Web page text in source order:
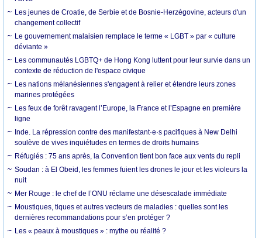
Les jeunes de Croatie, de Serbie et de Bosnie-Herzégovine, acteurs d'un
changement collectif
Le gouvernement malaisien remplace le terme « LGBT » par « culture
déviante »
Les communautés LGBTQ+ de Hong Kong luttent pour leur survie dans un
contexte de réduction de l'espace civique
Les nations mélanésiennes s'engagent à relier et étendre leurs zones
marines protégées
Les feux de forêt ravagent l’Europe, la France et l’Espagne en première
ligne
Inde. La répression contre des manifestant·e·s pacifiques à New Delhi
soulève de vives inquiétudes en termes de droits humains
Réfugiés : 75 ans après, la Convention tient bon face aux vents du repli
Soudan : à El Obeid, les femmes fuient les drones le jour et les violeurs la
nuit
Mer Rouge : le chef de l’ONU réclame une désescalade immédiate
Moustiques, tiques et autres vecteurs de maladies : quelles sont les
dernières recommandations pour s’en protéger ?
Les « peaux à moustiques » : mythe ou réalité ?